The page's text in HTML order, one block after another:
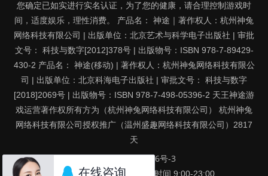
您确定已如实进行实名认证，为了您的健康，请合理控制游戏时
间，适度娱乐，理性消费。 产品名： 神途｜著作权人：杭州神兔
网络科技有限公司 | 出版单位：北京艺术与科学电子出版社 | 审批
文号： 科技与数字[2012]378号 | 出版物号：ISBN 978-7-89429-
430-2 产品名： 神途(移动) | 著作权人：杭州神兔网络科技有限公
司 | 出版单位：北京科海电子出版社 | 审批文号： 科技与数字
[2018]2069号 | 出版物号：ISBN 978-7-498-05396-2 天王神途游
戏运营著作权所有方为（杭州神兔网络科技有限公司） 杭州神兔
网络科技有限公司授权推广（温州盛趣网络科技有限公司） 2817
天
京ICP备16063716号-3
投诉QQ：800108297 在线时间 9:00-23:00